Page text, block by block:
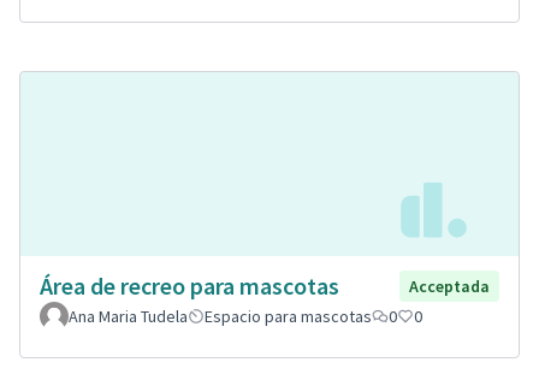
Área de recreo para mascotas
Acceptada
Ana Maria Tudela
Espacio para mascotas 0 0